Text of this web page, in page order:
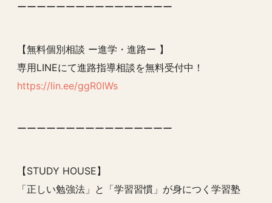
ーーーーーーーーーーーーーーーー
【無料個別相談 ー進学・進路ー 】
専用LINEにて進路指導相談を無料受付中！
https://lin.ee/ggR0IWs
ーーーーーーーーーーーーーーーー
【STUDY HOUSE】
「正しい勉強法」と「学習習慣」が身につく学習塾